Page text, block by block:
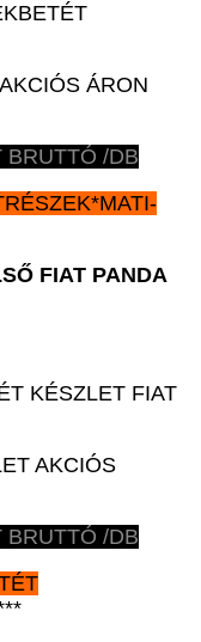
ÁRON
BRUTTÓ /DB
*MATI-
FIAT PANDA
KÉSZLET FIAT
AKCIÓS
BRUTTÓ /DB